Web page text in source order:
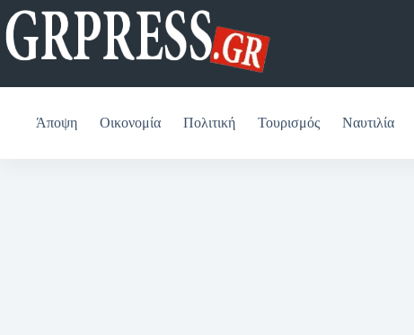
Μετάβαση
στο
περιεχόμενο
Άποψη Οικονομία Πολιτική Τουρισμός Ναυτιλία